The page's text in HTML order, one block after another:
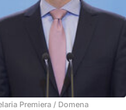
Premiera / Domena